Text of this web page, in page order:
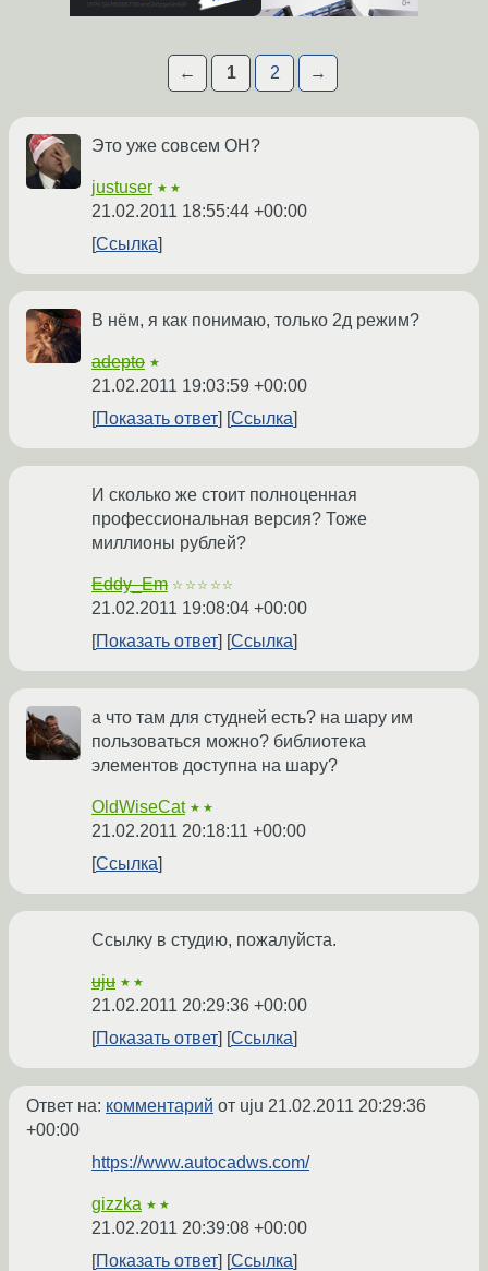
← 1 2 →
Это уже совсем ОН?
justuser ★★
21.02.2011 18:55:44 +00:00
Ссылка
В нём, я как понимаю, только 2д режим?
adepto ★
21.02.2011 19:03:59 +00:00
Показать ответ
Ссылка
И сколько же стоит полноценная
профессиональная версия? Тоже
миллионы рублей?
Eddy_Em ☆☆☆☆☆
21.02.2011 19:08:04 +00:00
Показать ответ
Ссылка
а что там для студней есть? на шару им
пользоваться можно? библиотека
элементов доступна на шару?
OldWiseCat ★★
21.02.2011 20:18:11 +00:00
Ссылка
Ссылку в студию, пожалуйста.
uju ★★
21.02.2011 20:29:36 +00:00
Показать ответ
Ссылка
Ответ на: комментарий от uju 21.02.2011 20:29:36
+00:00
https://www.autocadws.com/
gizzka ★★
21.02.2011 20:39:08 +00:00
Показать ответ
Ссылка